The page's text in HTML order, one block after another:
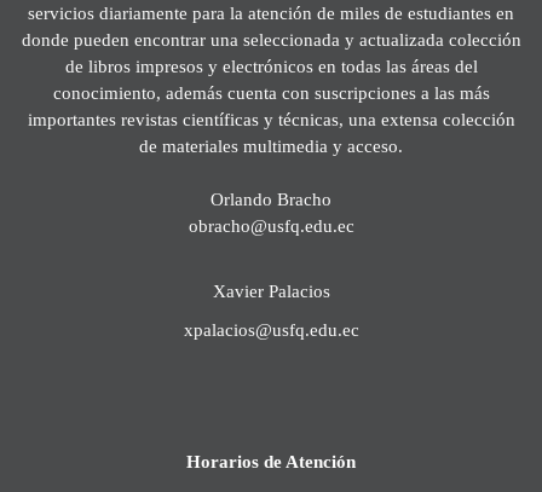
servicios diariamente para la atención de miles de estudiantes en
donde pueden encontrar una seleccionada y actualizada colección
de libros impresos y electrónicos en todas las áreas del
conocimiento, además cuenta con suscripciones a las más
importantes revistas científicas y técnicas, una extensa colección
de materiales multimedia y acceso.
Orlando Bracho
obracho@usfq.edu.ec
Xavier Palacios
xpalacios@usfq.edu.ec
Horarios de Atención